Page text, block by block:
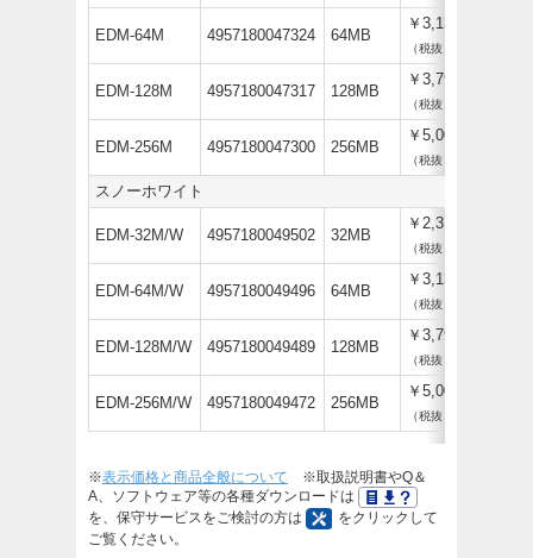
EDM-64M 4957180047324 64MB
￥3,135
（税抜￥2,850）
EDM-128M 4957180047317 128MB
￥3,795
（税抜￥3,450）
EDM-256M 4957180047300 256MB
￥5,005
（税抜￥4,550）
スノーホワイト
EDM-32M/W 4957180049502 32MB
￥2,310
（税抜￥2,100）
EDM-64M/W 4957180049496 64MB
￥3,135
（税抜￥2,850）
EDM-128M/W 4957180049489 128MB
￥3,795
（税抜￥3,450）
EDM-256M/W 4957180049472 256MB
￥5,005
（税抜￥4,550）
※表示価格と商品全般について ※取扱説明書やQ＆
A、ソフトウェア等の各種ダウンロードは
を、保守サービスをご検討の方は
をクリックして
ご覧ください。